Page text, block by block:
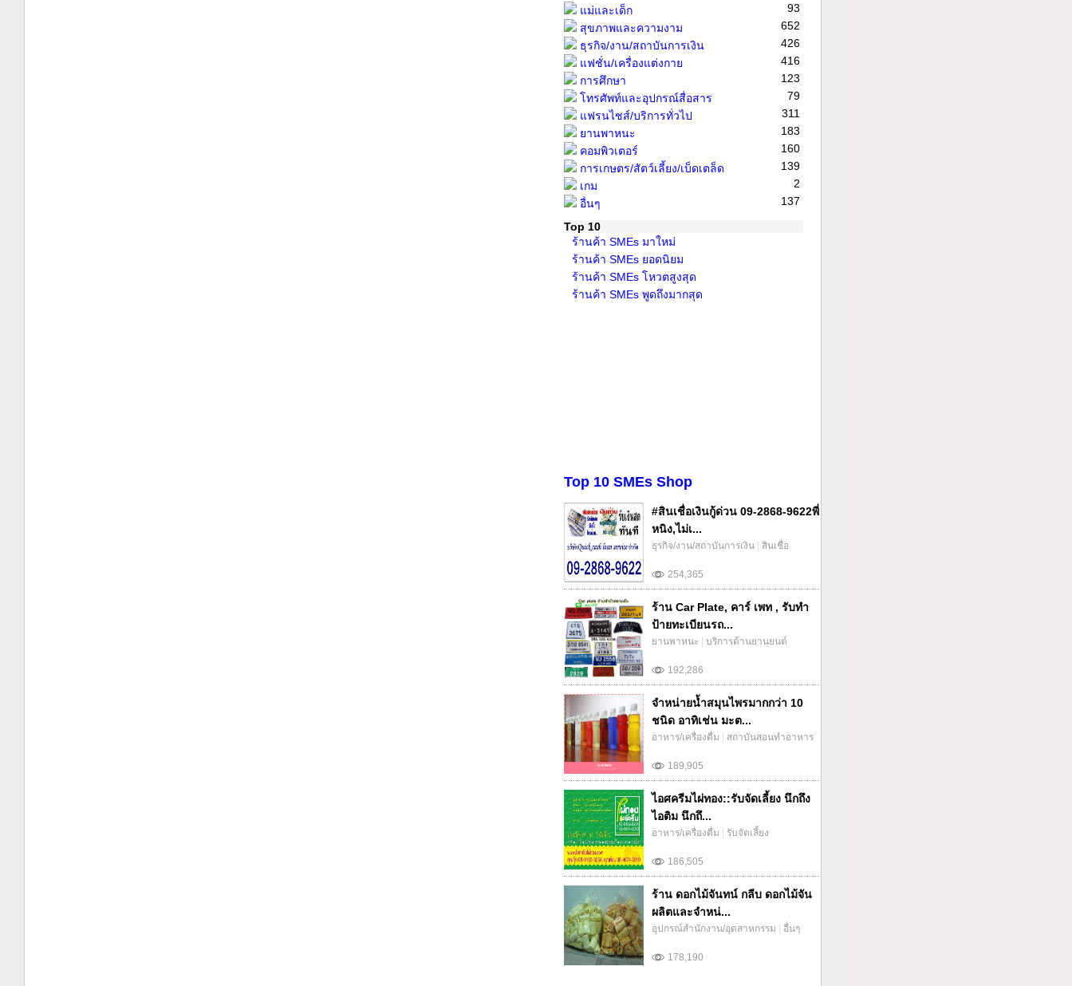
แม่และเด็ก
93
สุขภาพและความงาม
652
ธุรกิจ/งาน/สถาบันการเงิน
426
แฟชั่น/เครื่องแต่งกาย
416
การศึกษา
123
โทรศัพท์และอุปกรณ์สื่อสาร
79
แฟรนไชส์/บริการทั่วไป
311
ยานพาหนะ
183
คอมพิวเตอร์
160
การเกษตร/สัตว์เลี้ยง/เบ็ดเตล็ด
139
เกม
2
อื่นๆ
137
Top 10
ร้านค้า SMEs มาใหม่
ร้านค้า SMEs ยอดนิยม
ร้านค้า SMEs โหวตสูงสุด
ร้านค้า SMEs พูดถึงมากสุด
Top 10 SMEs Shop
254,365
#สินเชื่อเงินกู้ด่วน 09-2868-9622พี่
หนิง,ไม่เ...
ธุรกิจ/งาน/สถาบันการเงิน สินเชื่อ
192,286
ร้าน Car Plate, คาร์ เพท , รับทำ
ป้ายทะเบียนรถ...
ยานพาหนะ บริการด้านยานยนต์
189,905
จำหน่ายน้ำสมุนไพรมากกว่า 10
ชนิด อาทิเช่น มะต...
อาหาร/เครื่องดื่ม สถาบันสอนทำอาหาร
186,505
ไอศครีมไผ่ทอง::รับจัดเลี้ยง นึกถึง
ไอติม นึกถึ...
อาหาร/เครื่องดื่ม รับจัดเลี้ยง
178,190
ร้าน ดอกไม้จันทน์ กลีบ ดอกไม้จัน
ผลิตและจำหน่...
อุปกรณ์สำนักงาน/อุตสาหกรรม อื่นๆ